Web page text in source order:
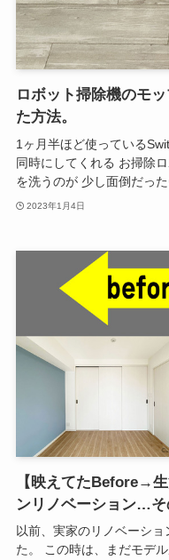
ロボット掃除機のモ
た方法。
1ヶ月半ほど使っている
同時にしてくれる お掃除
を洗うのが 少し面倒だった
2023年1月4日
【映えてたBefore→
ンリノベーション…そ
以前、実家のリノベーシ
た。 この時は、まだモデ